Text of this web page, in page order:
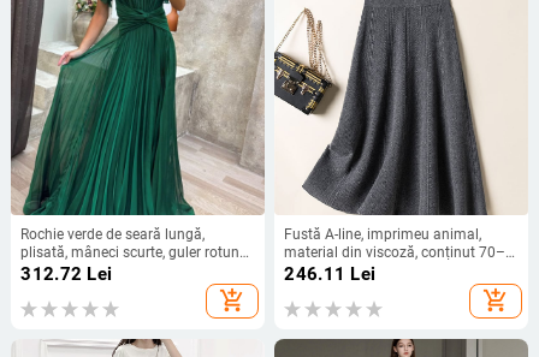
Rochie verde de seară lungă,
plisată, mâneci scurte, guler rotund,
croială în A
312.72 Lei
add_shopping_cart
Fustă A-line, imprimeu animal,
material din viscoză, conținut 70–
80%, iarna 2024
246.11 Lei
add_shopping_cart